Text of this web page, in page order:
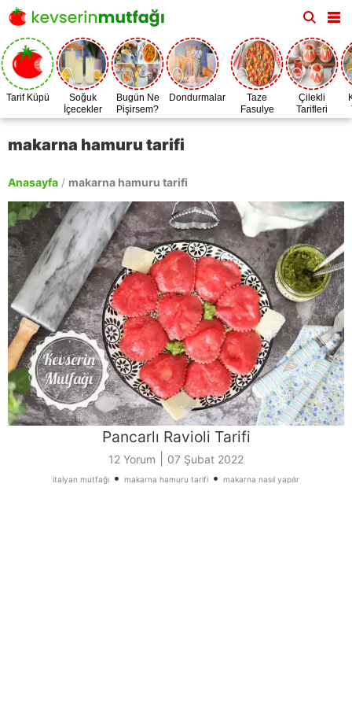
Tarif Küpü
Soğuk
İçecekler
Bugün Ne
Pişirsem?
Dondurmalar
Taze
Fasulye
Zamanı
Çilekli
Tarifleri
makarna hamuru tarifi
Anasayfa / makarna hamuru tarifi
Pancarlı Ravioli Tarifi
12 Yorum 07 Şubat 2022
italyan mutfağı • makarna hamuru tarifi • makarna nasıl yapılır